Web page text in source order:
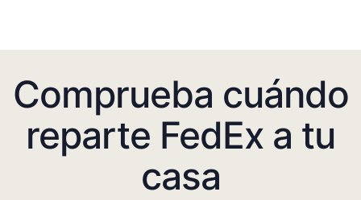
Comprueba cuándo
reparte FedEx a tu
casa